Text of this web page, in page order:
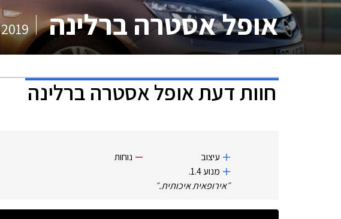
אופל אסטרה ברלינה 2019
חוות דעתאופל אסטרה ברלינה
עיצוב
מנוע 1.4.
נוחות
״אירופאית איכותית.״